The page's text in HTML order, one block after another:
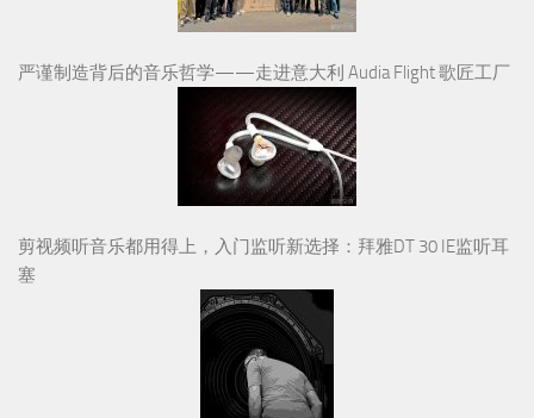
严谨制造背后的音乐哲学——走进意大利 Audia Flight 歌匠工厂
剪视频听音乐都用得上，入门监听新选择：拜雅DT 30 IE监听耳
塞